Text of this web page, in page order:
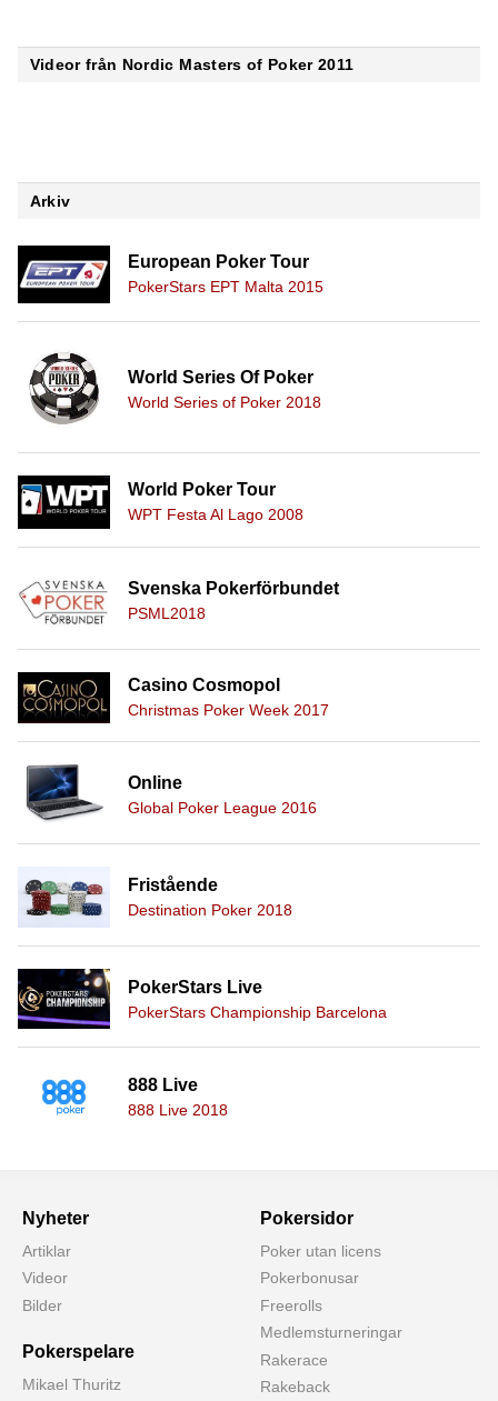
Videor från Nordic Masters of Poker 2011
Arkiv
European Poker Tour
PokerStars EPT Malta 2015
World Series Of Poker
World Series of Poker 2018
World Poker Tour
WPT Festa Al Lago 2008
Svenska Pokerförbundet
PSML2018
Casino Cosmopol
Christmas Poker Week 2017
Online
Global Poker League 2016
Fristående
Destination Poker 2018
PokerStars Live
PokerStars Championship Barcelona
888 Live
888 Live 2018
Nyheter
Artiklar
Videor
Bilder
Pokerspelare
Mikael Thuritz
Pokersidor
Poker utan licens
Pokerbonusar
Freerolls
Medlemsturneringar
Rakerace
Rakeback